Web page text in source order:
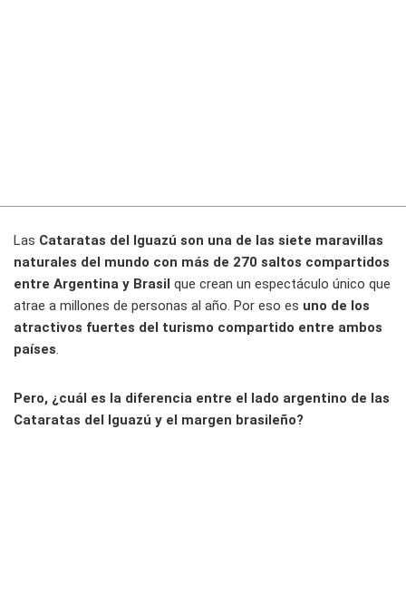
Las Cataratas del Iguazú son una de las siete maravillas
naturales del mundo con más de 270 saltos compartidos
entre Argentina y Brasil que crean un espectáculo único que
atrae a millones de personas al año. Por eso es uno de los
atractivos fuertes del turismo compartido entre ambos
países.
Pero, ¿cuál es la diferencia entre el lado argentino de las
Cataratas del Iguazú y el margen brasileño?